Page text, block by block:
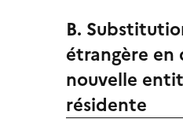
B.
étrangère en
nouvelle
résidente